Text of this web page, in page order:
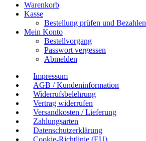
Warenkorb
Kasse
Bestellung prüfen und Bezahlen
Mein Konto
Bestellvorgang
Passwort vergessen
Abmelden
Impressum
AGB / Kundeninformation
Widerrufsbelehrung
Vertrag widerrufen
Versandkosten / Lieferung
Zahlungsarten
Datenschutzerklärung
Cookie-Richtlinie (EU)